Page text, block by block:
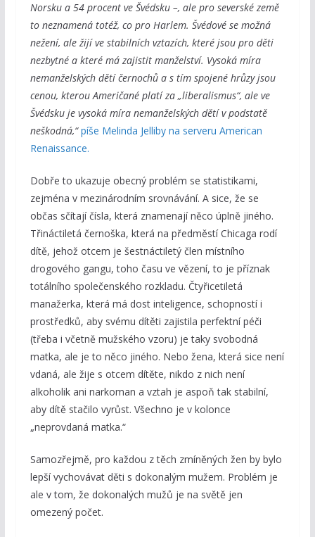
Norsku a 54 procent ve Švédsku –, ale pro severské země
to neznamená totéž, co pro Harlem. Švédové se možná
nežení, ale žijí ve stabilních vztazích, které jsou pro děti
nezbytné a které má zajistit manželství. Vysoká míra
nemanželských dětí černochů a s tím spojené hrůzy jsou
cenou, kterou Američané platí za „liberalismus“, ale ve
Švédsku je vysoká míra nemanželských dětí v podstatě
neškodná,“ píše Melinda Jelliby na serveru American
Renaissance.
Dobře to ukazuje obecný problém se statistikami,
zejména v mezinárodním srovnávání. A sice, že se
občas sčítají čísla, která znamenají něco úplně jiného.
Třináctiletá černoška, která na předměstí Chicaga rodí
dítě, jehož otcem je šestnáctiletý člen místního
drogového gangu, toho času ve vězení, to je příznak
totálního společenského rozkladu. Čtyřicetiletá
manažerka, která má dost inteligence, schopností i
prostředků, aby svému dítěti zajistila perfektní péči
(třeba i včetně mužského vzoru) je taky svobodná
matka, ale je to něco jiného. Nebo žena, která sice není
vdaná, ale žije s otcem dítěte, nikdo z nich není
alkoholik ani narkoman a vztah je aspoň tak stabilní,
aby dítě stačilo vyrůst. Všechno je v kolonce
„neprovdaná matka.“
Samozřejmě, pro každou z těch zmíněných žen by bylo
lepší vychovávat děti s dokonalým mužem. Problém je
ale v tom, že dokonalých mužů je na světě jen
omezený počet.